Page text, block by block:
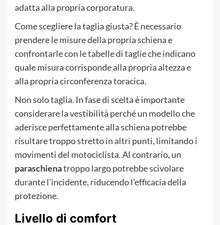
adatta alla propria corporatura.
Come scegliere la taglia giusta? È necessario
prendere le misure della propria schiena e
confrontarle con le tabelle di taglie che indicano
quale misura corrisponde alla propria altezza e
alla propria circonferenza toracica.
Non solo taglia. In fase di scelta è importante
considerare la vestibilità perché un modello che
aderisce perfettamente alla schiena potrebbe
risultare troppo stretto in altri punti, limitando i
movimenti del motociclista. Al contrario, un
paraschienatroppo largo potrebbe scivolare
durante l’incidente, riducendo l’efficacia della
protezione.
Livello di comfort